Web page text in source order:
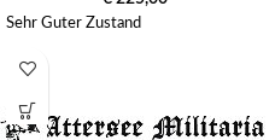
Sehr Guter Zustand